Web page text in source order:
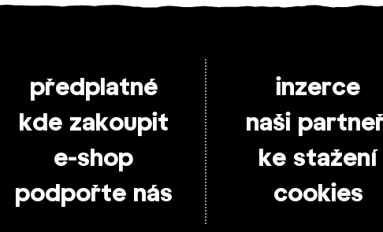
předplatné
kde zakoupit
e-shop
podpořte nás
inzerce
naši
ke stažení
cookies